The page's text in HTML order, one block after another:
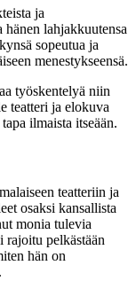
ja
lahjakkuutensa
sopeutua ja
menestykseensä.
työskentelyä niin
teatteri ja elokuva
ilmaista itseään.
teatteriin ja
osaksi kansallista
monia tulevia
rajoitu pelkästään
hän on